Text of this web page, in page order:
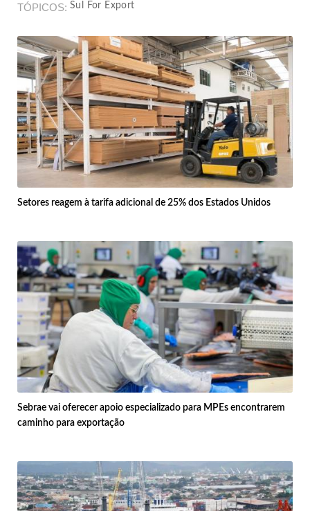
TÓPICOS Sul For Export
Setores reagem à tarifa adicional de 25% dos Estados Unidos
Sebrae vai oferecer apoio especializado para MPEs encontrarem
caminho para exportação